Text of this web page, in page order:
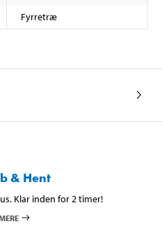
Fyrretræ
& Hent
Klar inden for 2 timer!